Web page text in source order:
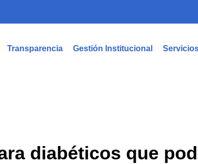
Transparencia Gestión Institucional
diabéticos que